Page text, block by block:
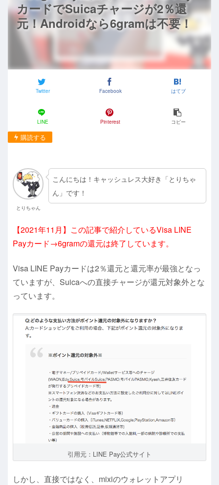
カードでSuicaチャージが2％還
元！Androidなら6gramは不要！
Twitter Facebook はてブ
LINE Pinterest コピー
購読する
とりちゃん
こんにちは！キャッシュレス大好き「とりちゃ
ん」です！
【2021年11月】この記事で紹介しているVisa LINE
Payカード→6gramの還元は終了しています。
Visa LINE Payカードは2％還元と還元率が最強となっ
ていますが、Suicaへの直接チャージが還元対象外とな
っています。
引用元：LINE Pay公式サイト
しかし、直接ではなく、mixiのウォレットアプリ